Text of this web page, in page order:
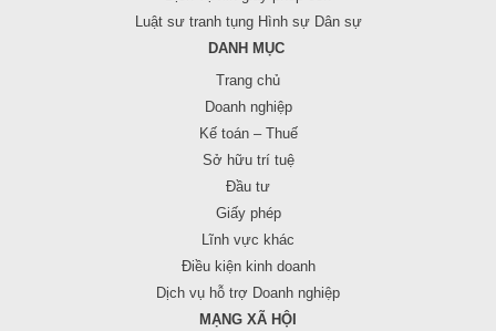
Luật sư tranh tụng Hình sự Dân sự
DANH MỤC
Trang chủ
Doanh nghiệp
Kế toán – Thuế
Sở hữu trí tuệ
Đầu tư
Giấy phép
Lĩnh vực khác
Điều kiện kinh doanh
Dịch vụ hỗ trợ Doanh nghiệp
MẠNG XÃ HỘI